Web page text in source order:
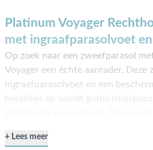
Platinum Voyager
met ingraafparasolvoet
Op zoek naar een zweefparasol
Voyager een échte aanrader.
ingraafparasolvoet en een
bestellen en wordt gratis
geen beton aan te pas te komen,
Lees meer